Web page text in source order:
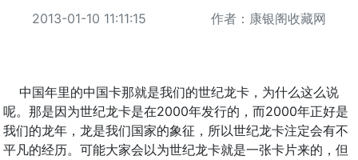
2013-01-10 11:11:15 作者：康银阁收藏网
中国年里的中国卡那就是我们的世纪龙卡，为什么这么说
呢。那是因为世纪龙卡是在2000年发行的，而2000年正好是
我们的龙年，龙是我们国家的象征，所以世纪龙卡注定会有不
平凡的经历。可能大家会以为世纪龙卡就是一张卡片来的，但